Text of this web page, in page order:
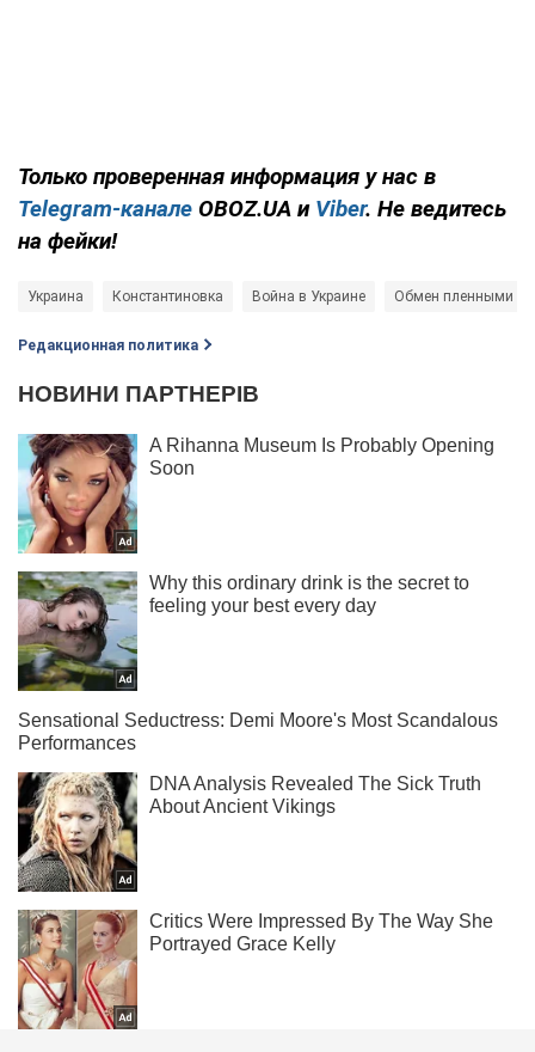
Только проверенная информация у нас в
Telegram-канале OBOZ.UA и Viber. Не ведитесь
на фейки!
Украина Константиновка Война в Украине Обмен пленными
Редакционная политика